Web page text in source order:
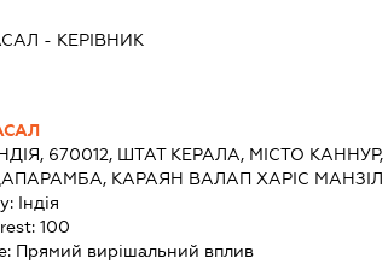
- КЕРІВНИК
670012, ШТАТ КЕРАЛА, МІСТО КАННУР,
КАРАЯН ВАЛАП ХАРІС МАНЗІЛ
Індія
100
Прямий вирішальний вплив